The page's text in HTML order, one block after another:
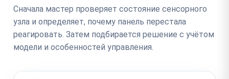
Сначала мастер проверяет состояние сенсорного
узла и определяет, почему панель перестала
реагировать. Затем подбирается решение с учётом
модели и особенностей управления.